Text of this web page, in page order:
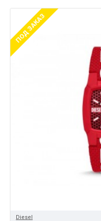
ПОД ЗАКАЗ
Diesel